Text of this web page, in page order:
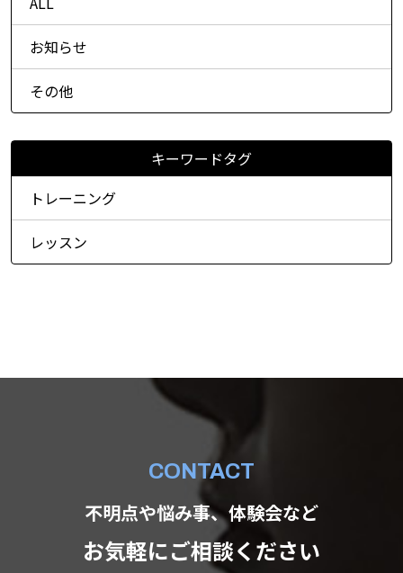
お知らせ
その他
キーワードタグ
トレーニング
レッスン
CONTACT
不明点や悩み事、体験会など
お気軽にご相談ください